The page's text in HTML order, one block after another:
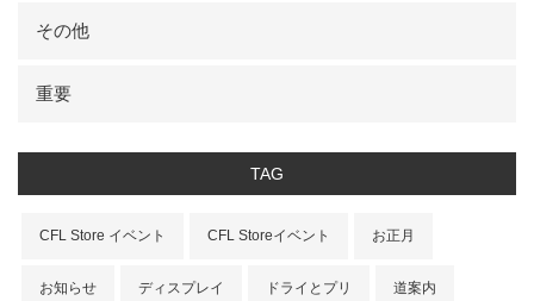
その他
重要
TAG
CFL Store イベント CFL Storeイベント お正月
お知らせ ディスプレイ ドライとプリ 道案内